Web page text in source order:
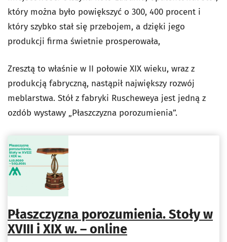
który można było powiększyć o 300, 400 procent i
który szybko stał się przebojem, a dzięki jego
produkcji firma świetnie prosperowała,
Zresztą to właśnie w II połowie XIX wieku, wraz z
produkcją fabryczną, nastąpił największy rozwój
meblarstwa. Stół z fabryki Ruscheweya jest jedną z
ozdób wystawy „Płaszczyzna porozumienia”.
Płaszczyzna porozumienia. Stoły w
XVIII i XIX w. – online